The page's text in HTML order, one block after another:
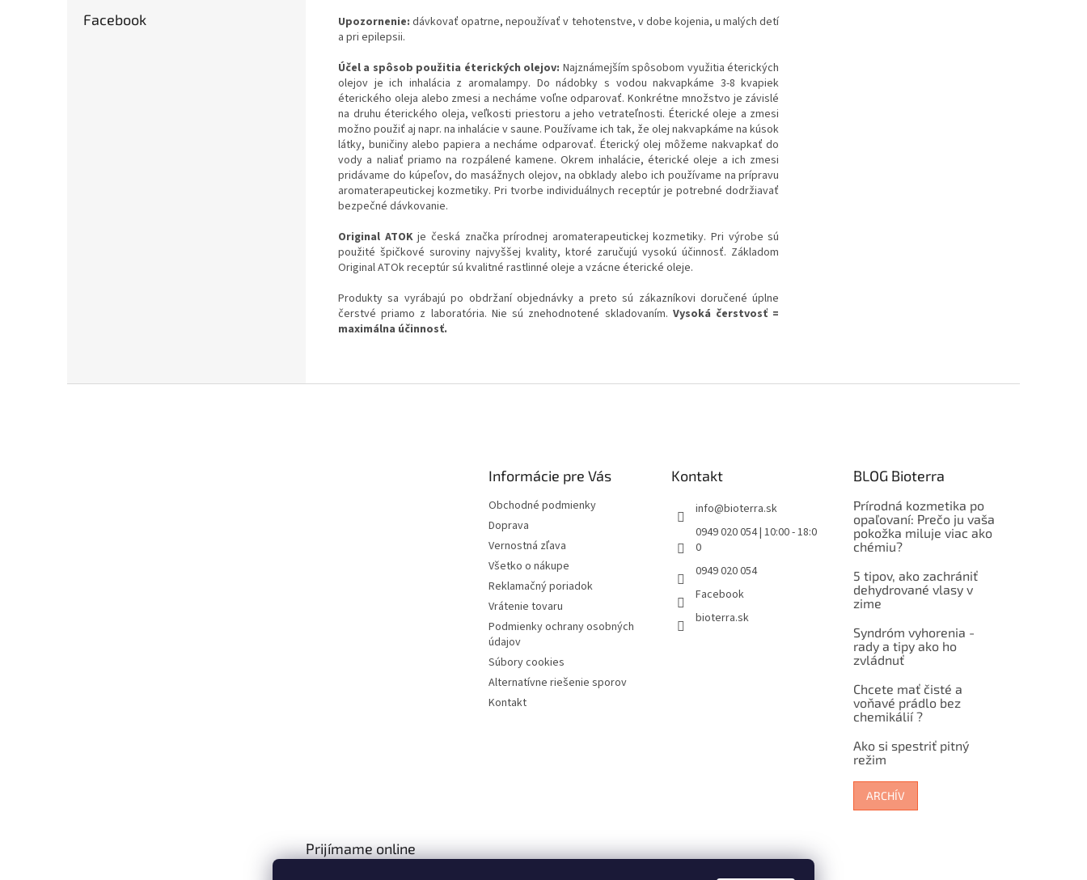
Facebook
Upozornenie: dávkovať opatrne, nepoužívať v tehotenstve, v dobe kojenia, u malých detí
a pri epilepsii.
Účel a spôsob použitia éterických olejov: Najznámejším spôsobom využitia éterických
olejov je ich inhalácia z aromalampy. Do nádobky s vodou nakvapkáme 3-8 kvapiek
éterického oleja alebo zmesi a necháme voľne odparovať. Konkrétne množstvo je závislé
na druhu éterického oleja, veľkosti priestoru a jeho vetrateľnosti. Éterické oleje a zmesi
možno použiť aj napr. na inhalácie v saune. Používame ich tak, že olej nakvapkáme na kúsok
látky, buničiny alebo papiera a necháme odparovať. Éterický olej môžeme nakvapkať do
vody a naliať priamo na rozpálené kamene. Okrem inhalácie, éterické oleje a ich zmesi
pridávame do kúpeľov, do masážnych olejov, na obklady alebo ich používame na prípravu
aromaterapeutickej kozmetiky. Pri tvorbe individuálnych receptúr je potrebné dodržiavať
bezpečné dávkovanie.
Original ATOKje česká značka prírodnej aromaterapeutickej kozmetiky. Pri výrobe sú
použité špičkové suroviny najvyššej kvality, ktoré zaručujú vysokú účinnosť. Základom
Original ATOk receptúr sú kvalitné rastlinné oleje a vzácne éterické oleje.
Produkty sa vyrábajú po obdržaní objednávky a preto sú zákazníkovi doručené úplne
čerstvé priamo z laboratória. Nie sú znehodnotené skladovaním. Vysoká čerstvosť =
maximálna účinnosť.
Informácie pre Vás
Obchodné podmienky
Doprava
Vernostná zľava
Všetko o nákupe
Reklamačný poriadok
Vrátenie tovaru
Podmienky ochrany osobných
údajov
Súbory cookies
Alternatívne riešenie sporov
Kontakt
Kontakt
info@bioterra.sk
0949 020 054 | 10:00 - 18:0
0
0949 020 054
Facebook
bioterra.sk
BLOG Bioterra
Prírodná kozmetika po
opaľovaní: Prečo ju vaša
pokožka miluje viac ako
chémiu?
5 tipov, ako zachrániť
dehydrované vlasy v
zime
Syndróm vyhorenia -
rady a tipy ako ho
zvládnuť
Chcete mať čisté a
voňavé prádlo bez
chemikálií ?
Ako si spestriť pitný
režim
ARCHÍV
Prijímame online
platby